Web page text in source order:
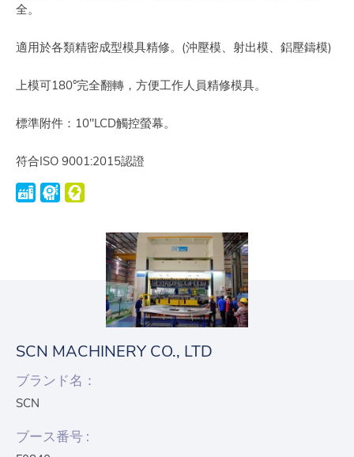
全。
適用於各類精密成型模具精修。(沖壓模、射出模、鋁壓鑄模)
上模可180°完全翻轉，方便工作人員精修模具。
標準附件：10"LCD觸控螢幕。
符合ISO 9001:2015認證
SCN MACHINERY CO., LTD
ブランド名：
SCN
ブース番号 :